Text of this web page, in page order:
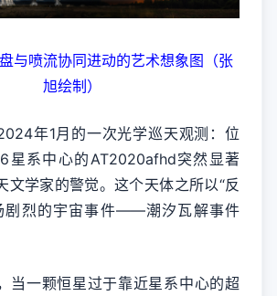
与喷流协同进动的艺术想象图（张
旭绘制）
年1月的一次光学巡天观测：位
星系中心的AT2020afhd突然显著
文学家的警觉。这个天体之所以“反
剧烈的宇宙事件——潮汐瓦解事件
一颗恒星过于靠近星系中心的超